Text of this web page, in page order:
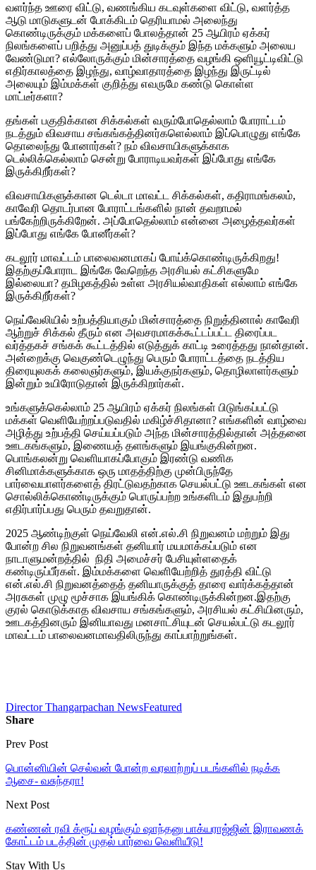
வளர்ந்த ஊரை விட்டு, வணங்கிய கடவுள்களை விட்டு, வளர்த்த
ஆடு மாடுகளுடன் போக்கிடம் தெரியாமல் அலைந்து
கொண்டிருக்கும் மக்களைப் போலத்தான் 25 ஆயிரம் ஏக்கர்
நிலங்களைப் பறித்து அனுப்பத் துடிக்கும் இந்த மக்களும் அலைய
வேண்டுமா? எல்லோருக்கும் மின்சாரத்தை வழங்கி ஒளியூட்டிவிட்டு
எதிர்காலத்தை இழந்து, வாழ்வாதாரத்தை இழந்து இருட்டில்
அலையும் இம்மக்கள் குறித்து எவருமே கண்டு கொள்ள
மாட்டீர்களா?
தங்கள் பகுதிக்கான சிக்கல்கள் வரும்போதெல்லாம் போராட்டம்
நடத்தும் விவசாய சங்கங்கத்தினர்களெல்லாம் இப்பொழுது எங்கே
தொலைந்து போனார்கள்? நம் விவசாயிகளுக்காக
டெல்லிக்கெல்லாம் சென்று போராடியவர்கள் இப்போது எங்கே
இருக்கிறீர்கள்?
விவசாயிகளுக்கான டெல்டா மாவட்ட சிக்கல்கள், கதிராமங்கலம்,
காவேரி தொடர்பான போராட்டங்களில் நான் தவறாமல்
பங்கேற்றிருக்கிறேன். அப்போதெல்லாம் என்னை அழைத்தவர்கள்
இப்போது எங்கே போனீர்கள்?
கடலூர் மாவட்டம் பாலைவனமாகப் போய்க்கொண்டிருக்கிறது!
இதற்குப்போராட இங்கே வேறெந்த அரசியல் கட்சிகளுமே
இல்லையா? தமிழகத்தில் உள்ள அரசியல்வாதிகள் எல்லாம் எங்கே
இருக்கிறீர்கள்?
நெய்வேலியில் உற்பத்தியாகும் மின்சாரத்தை நிறுத்தினால் காவேரி
ஆற்றுச் சிக்கல் தீரும் என அவசரமாகக்கூட்டப்பட்ட திரைப்பட
வர்த்தகச் சங்கக் கூட்டத்தில் எடுத்துக் காட்டி உரைத்தது நான்தான்.
அன்றைக்கு வெகுண்டெழுந்து பெரும் போராட்டத்தை நடத்திய
திரையுலகக் கலைஞர்களும், இயக்குநர்களும், தொழிலாளர்களும்
இன்றும் உயிரோடுதான் இருக்கிறார்கள்.
உங்களுக்கெல்லாம் 25 ஆயிரம் ஏக்கர் நிலங்கள் பிடுங்கப்பட்டு
மக்கள் வெளியேற்றப்படுவதில் மகிழ்ச்சிதானா? எங்களின் வாழ்வை
அழித்து உற்பத்தி செய்யப்படும் அந்த மின்சாரத்தில்தான் அத்தனை
ஊடகங்களும், இணையத் தளங்களும் இயங்குகின்றன.
பொங்கலன்று வெளியாகப்போகும் இரண்டு வணிக
சினிமாக்களுக்காக ஒரு மாதத்திற்கு முன்பிருந்தே
பார்வையாளர்களைத் திரட்டுவதற்காக செயல்பட்டு ஊடகங்கள் என
சொல்லிக்கொண்டிருக்கும் பொருப்பற்ற உங்களிடம் இதுபற்றி
எதிர்பார்ப்பது பெரும் தவறுதான்.
2025 ஆண்டிற்குள் நெய்வேலி என்.எல்.சி நிறுவனம் மற்றும் இது
போன்ற சில நிறுவனங்கள் தனியார் மயமாக்கப்படும் என
நாடாளுமன்றத்தில் நிதி அமைச்சர் பேசியுள்ளதைக்
கண்டிருப்பீர்கள். இம்மக்களை வெளியேற்றித் துரத்தி விட்டு
என்.எல்.சி நிறுவனத்தைத் தனியாருக்குத் தாரை வார்க்கத்தான்
அரசுகள் முழு மூச்சாக இயங்கிக் கொண்டிருக்கின்றன.இதற்கு
குரல் கொடுக்காத விவசாய சங்கங்களும், அரசியல் கட்சியினரும்,
ஊடகத்தினரும் இனியாவது மனசாட்சியுடன் செயல்பட்டு கடலூர்
மாவட்டம் பாலைவனமாவதிலிருந்து காப்பாற்றுங்கள்.
Director Thangarpachan NewsFeatured
Share
Prev Post
பொன்னியின் செல்வன் போன்ற வரலாற்றுப் படங்களில் நடிக்க
ஆசை- வசுந்தரா!
Next Post
கண்ணன் ரவி க்ரூப் வழங்கும் ஷாந்தனு பாக்யராஜ்ஜின் இராவணக்
கோட்டம் படத்தின் முதல் பார்வை வெளியீடு!
Stay With Us